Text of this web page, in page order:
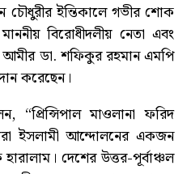
চৌধুরীর ইন্তিকালে গভীর শোক
বিরোধীদলীয় নেতা এবং
আমীর ডা. শফিকুর রহমান এমপি
করেছেন।
“প্রিন্সিপাল মাওলানা ফরিদ
ইসলামী আন্দোলনের একজন
দেশের উত্তর-পূর্বাঞ্চল